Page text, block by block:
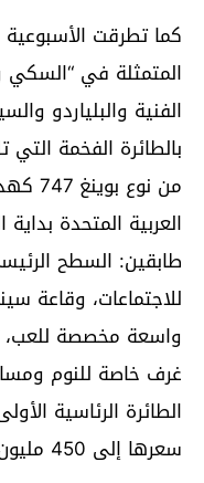
كما تطرقت
المتمثلة في “السكي
الفنية والبلياردو
بالطائرة الفخمة التي
من
العربية المتحدة
طابقين: السطح
للاجتماعات، وقاعة
واسعة مخصصة
غرف خاصة للنوم
الطائرة الرئاسية
سعرها إلى 450 مليون دولار.